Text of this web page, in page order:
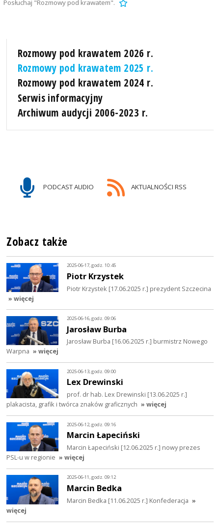
Posłuchaj "Rozmowy pod krawatem".
Rozmowy pod krawatem 2026 r.
Rozmowy pod krawatem 2025 r.
Rozmowy pod krawatem 2024 r.
Serwis informacyjny
Archiwum audycji 2006-2023 r.
PODCAST AUDIO AKTUALNOŚCI RSS
Zobacz także
2025-06-17, godz. 10:45
Piotr Krzystek
Piotr Krzystek [17.06.2025 r.] prezydent Szczecina
» więcej
2025-06-16, godz. 09:06
Jarosław Burba
Jarosław Burba [16.06.2025 r.] burmistrz Nowego
Warpna » więcej
2025-06-13, godz. 09:00
Lex Drewinski
prof. dr hab. Lex Drewinski [13.06.2025 r.]
plakacista, grafik i twórca znaków graficznych » więcej
2025-06-12, godz. 09:16
Marcin Łapeciński
Marcin Łapeciński [12.06.2025 r.] nowy prezes
PSL-u w regionie » więcej
2025-06-11, godz. 09:12
Marcin Bedka
Marcin Bedka [11.06.2025 r.] Konfederacja »
więcej